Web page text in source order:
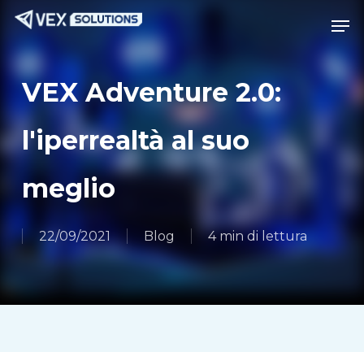
contenuto
principale
VEX Adventure 2.0:
l'iperrealtà al suo
meglio
22/09/2021 Blog 4 min di lettura